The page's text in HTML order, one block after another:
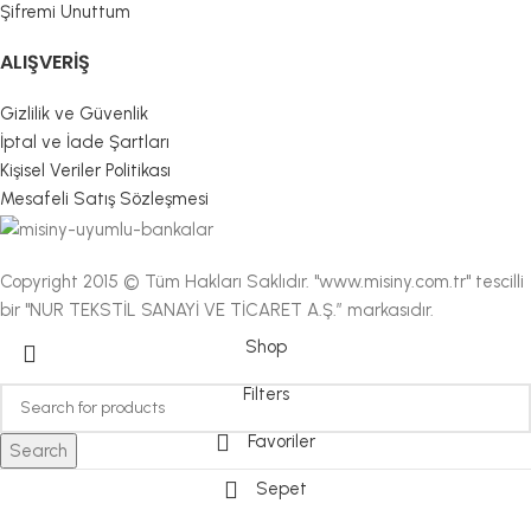
Şifremi Unuttum
ALIŞVERIŞ
Gizlilik ve Güvenlik
İptal ve İade Şartları
Kişisel Veriler Politikası
Mesafeli Satış Sözleşmesi
Copyright 2015 © Tüm Hakları Saklıdır. "www.misiny.com.tr" tescilli
bir "NUR TEKSTİL SANAYİ VE TİCARET A.Ş.” markasıdır.
Search
Shop
Filters
Favoriler
Sepet